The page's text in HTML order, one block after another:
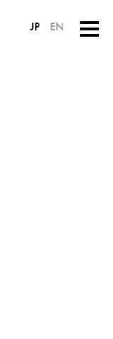
JP EN